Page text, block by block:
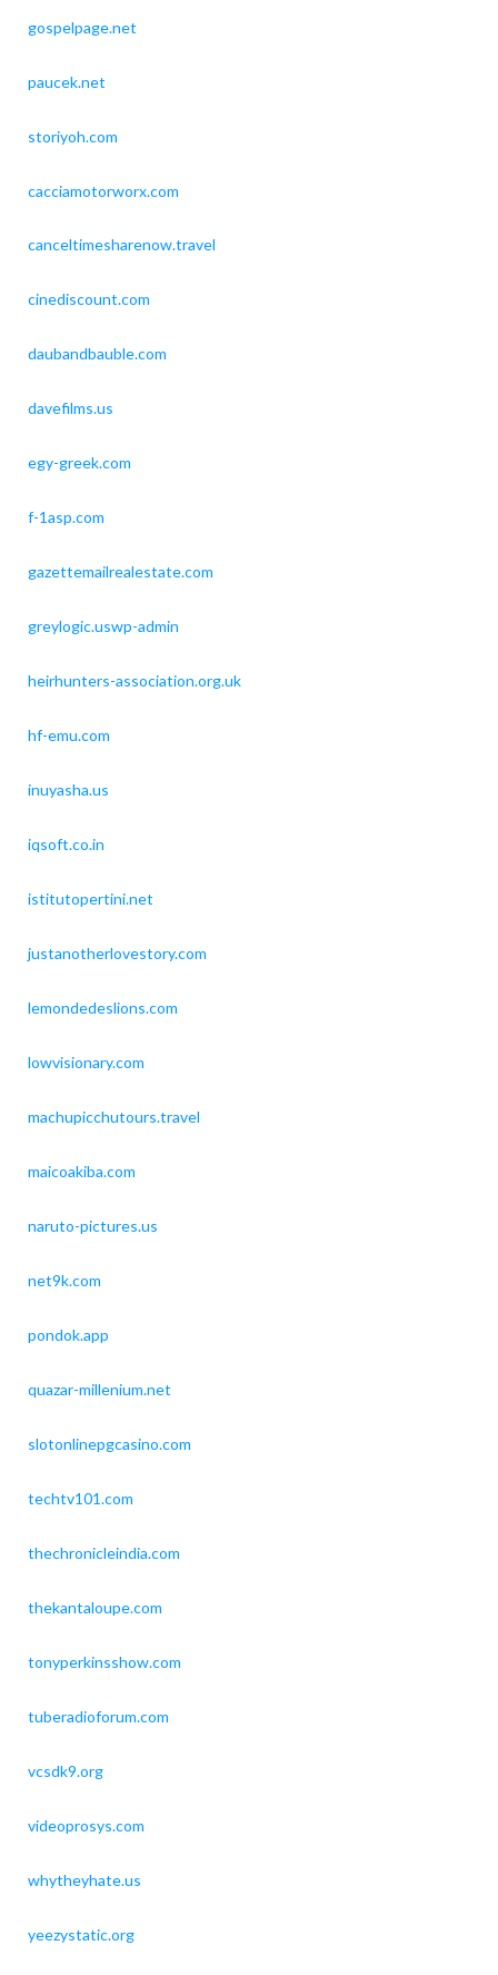
gospelpage.net
paucek.net
storiyoh.com
cacciamotorworx.com
canceltimesharenow.travel
cinediscount.com
daubandbauble.com
davefilms.us
egy-greek.com
f-1asp.com
gazettemailrealestate.com
greylogic.uswp-admin
heirhunters-association.org.uk
hf-emu.com
inuyasha.us
iqsoft.co.in
istitutopertini.net
justanotherlovestory.com
lemondedeslions.com
lowvisionary.com
machupicchutours.travel
maicoakiba.com
naruto-pictures.us
net9k.com
pondok.app
quazar-millenium.net
slotonlinepgcasino.com
techtv101.com
thechronicleindia.com
thekantaloupe.com
tonyperkinsshow.com
tuberadioforum.com
vcsdk9.org
videoprosys.com
whytheyhate.us
yeezystatic.org